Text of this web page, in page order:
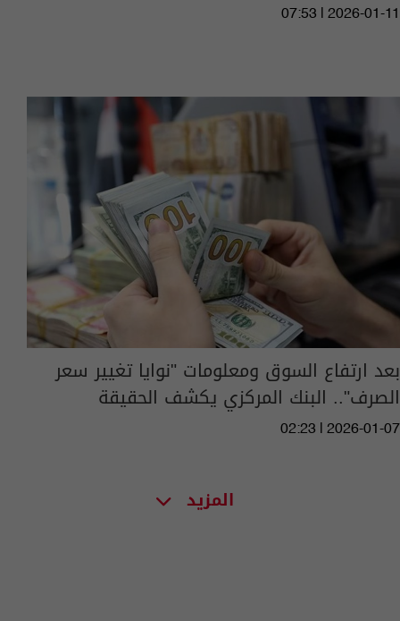
07:53 | 2026-01-11
بعد ارتفاع السوق ومعلومات "نوايا تغيير سعر
الصرف".. البنك المركزي يكشف الحقيقة
02:23 | 2026-01-07
المزيد